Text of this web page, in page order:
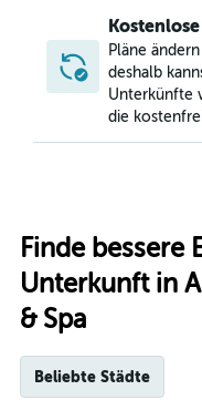
Pläne
deshalb
Unterkünfte
die
Finde bessere
Unterkunft in
& Spa
Beliebte Städte